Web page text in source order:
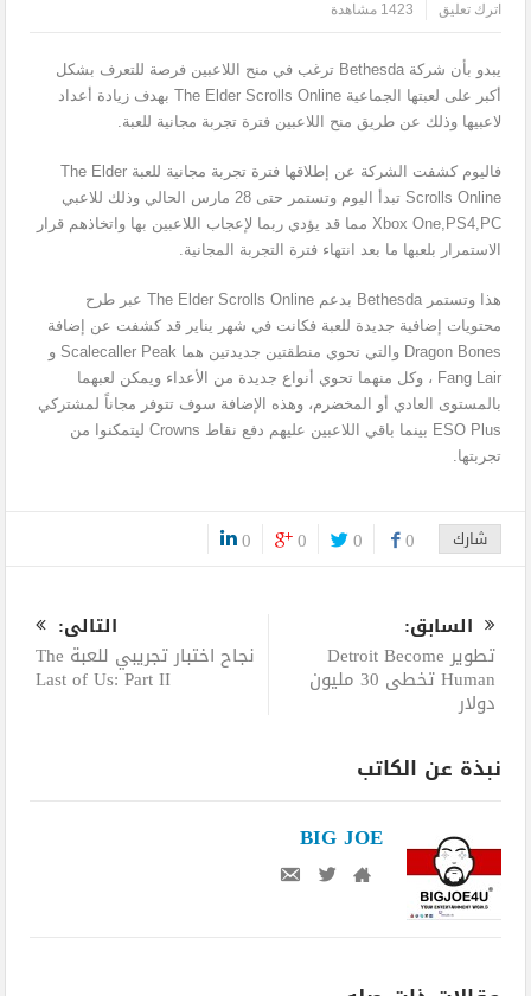
اترك تعليق
1423 مشاهدة
يبدو بأن شركة Bethesda ترغب في منح اللاعبين فرصة للتعرف بشكل
أكبر على لعبتها الجماعية The Elder Scrolls Online بهدف زيادة أعداد
لاعبيها وذلك عن طريق منح اللاعبين فترة تجربة مجانية للعبة.
فاليوم كشفت الشركة عن إطلاقها فترة تجربة مجانية للعبة The Elder
Scrolls Online تبدأ اليوم وتستمر حتى 28 مارس الحالي وذلك للاعبي
Xbox One,PS4,PC مما قد يؤدي ربما لإعجاب اللاعبين بها واتخاذهم قرار
الاستمرار بلعبها ما بعد انتهاء فترة التجربة المجانية.
هذا وتستمر Bethesda بدعم The Elder Scrolls Online عبر طرح
محتويات إضافية جديدة للعبة فكانت في شهر يناير قد كشفت عن إضافة
Dragon Bones والتي تحوي منطقتين جديدتين هما Scalecaller Peak و
Fang Lair ، وكل منهما تحوي أنواع جديدة من الأعداء ويمكن لعبهما
بالمستوى العادي أو المخضرم، وهذه الإضافة سوف تتوفر مجاناً لمشتركي
ESO Plus بينما باقي اللاعبين عليهم دفع نقاط Crowns ليتمكنوا من
تجربتها.
شارك 0
0
0
0
السابق:
تطوير Detroit Become
Human تخطى 30 مليون
دولار
التالى:
نجاح اختبار تجريبي للعبة The
Last of Us: Part II
نبذة عن الكاتب
BIG JOE